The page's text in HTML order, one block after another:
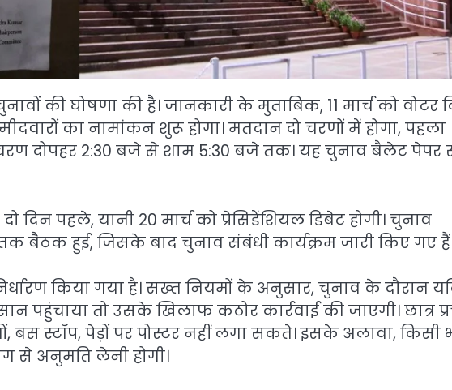
की घोषणा की है। जानकारी के मुताबिक, 11 मार्च को वोटर
का नामांकन शुरू होगा। मतदान दो चरणों में होगा, पहला
दोपहर 2:30 बजे से शाम 5:30 बजे तक। यह चुनाव बैलेट पेपर
दिन पहले, यानी 20 मार्च को प्रेसिडेंशियल डिबेट होगी। चुनाव
बैठक हुई, जिसके बाद चुनाव संबंधी कार्यक्रम जारी किए गए
किया गया है। सख्त नियमों के अनुसार, चुनाव के दौरान
पहुंचाया तो उसके खिलाफ कठोर कार्रवाई की जाएगी। छात्र
स्टॉप, पेड़ों पर पोस्टर नहीं लगा सकते। इसके अलावा, किसी
से अनुमति लेनी होगी।